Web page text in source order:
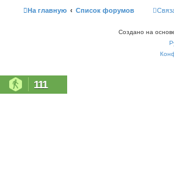
На главную Список форумов
Создано на
111